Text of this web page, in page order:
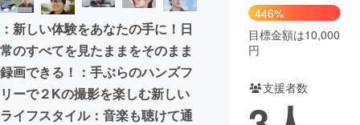
まちづくり・地域活性化
CAMPFIRE for Social Good
CAMPFIRE Creation
CAMPFIREふるさと納税
コミュニティ
：新しい体験をあなたの手に！日
常のすべてを見たままをそのまま
録画できる！：手ぶらのハンズフ
リーで２Kの撮影を楽しむ新しい
ライフスタイル：音楽も聴けて通
446%
目標金額は10,000
円
支援者数